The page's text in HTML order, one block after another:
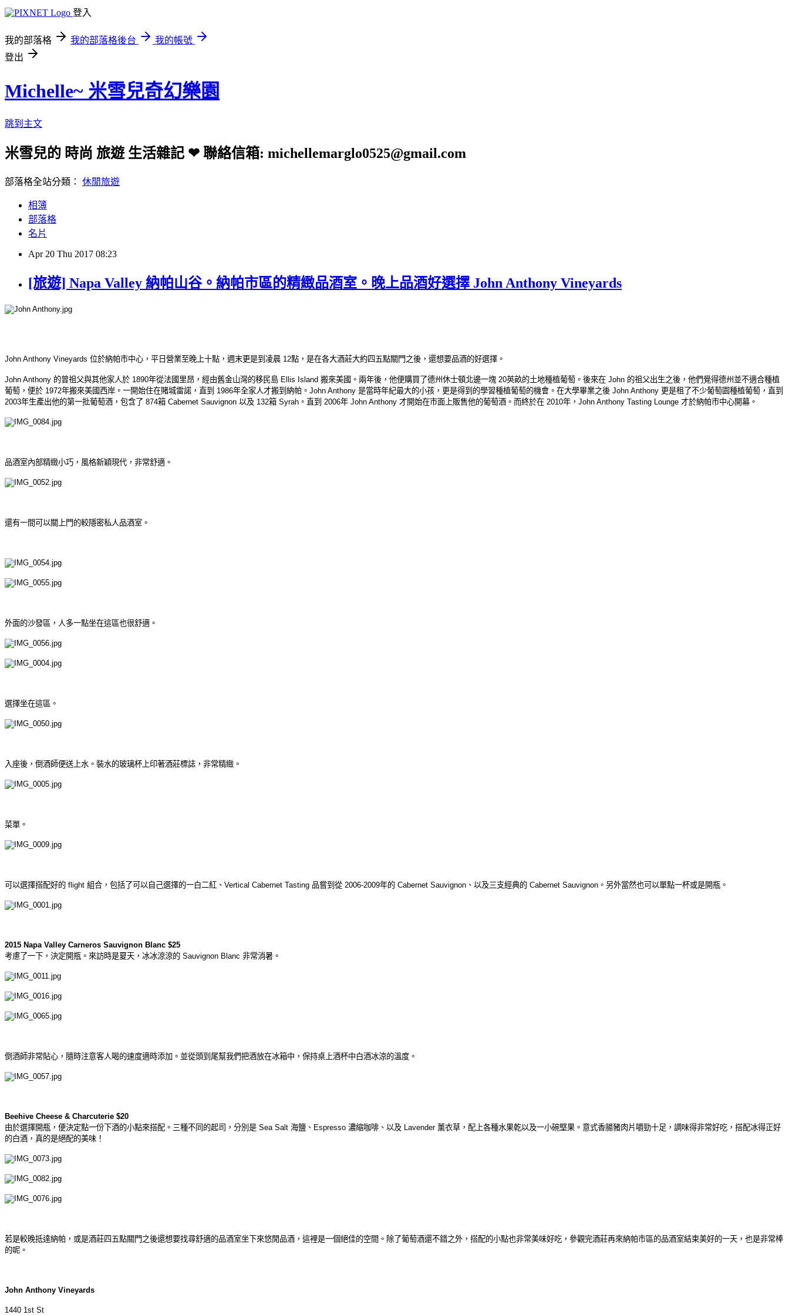
登入
我的部落格 我的部落格後台
我的帳號
登出
Michelle~ 米雪兒奇幻樂園
跳到主文
米雪兒的 時尚 旅遊 生活雜記 ❤ 聯絡信箱: michellemarglo0525@gmail.com
部落格全站分類： 休閒旅遊
相簿
部落格
名片
Apr 20 Thu 2017 08:23
[旅遊] Napa Valley 納帕山谷。納帕市區的精緻品酒室。晚上品酒好選擇 John Anthony Vineyards
John Anthony Vineyards 位於納帕市中心，平日營業至晚上十點，週末更是到凌晨 12點，是在各大酒莊大約四五點關門之後，還想要品酒的好選擇。
John Anthony 的曾祖父與其他家人於 1890年從法國里昂，經由舊金山灣的移民島 Ellis Island 搬來美國。兩年後，他便購買了德州休士頓北邊一塊 20英畝的土地種植葡萄。後來在 John 的祖父出生之後，他們覺得德州並不適合種植
葡萄，便於 1972年搬來美國西岸。一開始住在賭城雷諾，直到 1986年全家人才搬到納帕。John Anthony 是當時年紀最大的小孩，更是得到的學習種植葡萄的機會。在大學畢業之後 John Anthony 更是租了不少葡萄園種植葡萄，直到
2003年生產出他的第一批葡萄酒，包含了 874箱 Cabernet Sauvignon 以及 132箱 Syrah。直到 2006年 John Anthony 才開始在市面上販售他的葡萄酒。而終於在 2010年，John Anthony Tasting Lounge 才於納帕市中心開幕。
品酒室內部精緻小巧，風格新穎現代，非常舒適。
還有一間可以關上門的較隱密私人品酒室。
外面的沙發區，人多一點坐在這區也很舒適。
選擇坐在這區。
入座後，倒酒師便送上水。裝水的玻璃杯上印著酒莊標誌，非常精緻。
菜單。
可以選擇搭配好的 flight 組合，包括了可以自己選擇的一白二紅、Vertical Cabernet Tasting 品嘗到從 2006-2009年的 Cabernet Sauvignon、以及三支經典的 Cabernet Sauvignon。另外當然也可以單點一杯或是開瓶。
2015 Napa Valley Carneros Sauvignon Blanc $25
考慮了一下，決定開瓶。來訪時是夏天，冰冰涼涼的 Sauvignon Blanc 非常消暑。
倒酒師非常貼心，隨時注意客人喝的速度適時添加。並從頭到尾幫我們把酒放在冰箱中，保持桌上酒杯中白酒冰涼的溫度。
Beehive Cheese & Charcuterie $20
由於選擇開瓶，便決定點一份下酒的小點來搭配。三種不同的起司，分別是 Sea Salt 海鹽、Espresso 濃縮咖啡、以及 Lavender 薰衣草，配上各種水果乾以及一小碗堅果。意式香腸豬肉片嚼勁十足，調味得非常好吃，搭配冰得正好
的白酒，真的是絕配的美味 ！
若是較晚抵達納帕，或是酒莊四五點關門之後還想要找尋舒適的品酒室坐下來悠閒品酒，這裡是一個絕佳的空間。除了葡萄酒還不錯之外，搭配的小點也非常美味好吃，參觀完酒莊再來納帕市區的品酒室結束美好的一天，也是非常棒
的呢。
John Anthony Vineyards
1440 1st St